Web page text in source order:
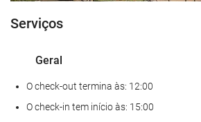
Serviços
Geral
O check-out termina às: 12:00
O check-in tem início às: 15:00